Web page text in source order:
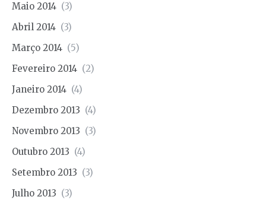
Maio 2014 (3)
Abril 2014 (3)
Março 2014 (5)
Fevereiro 2014 (2)
Janeiro 2014 (4)
Dezembro 2013 (4)
Novembro 2013 (3)
Outubro 2013 (4)
Setembro 2013 (3)
Julho 2013 (3)